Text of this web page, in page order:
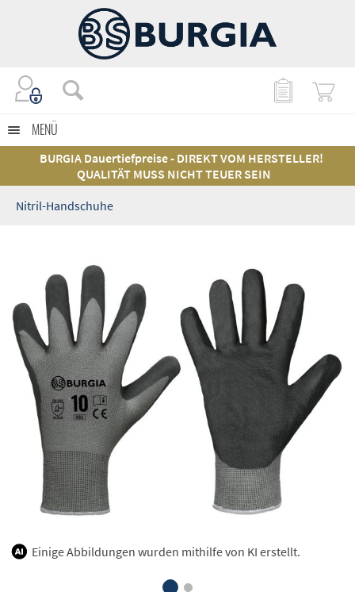
MENÜ
BURGIA Dauertiefpreise - DIREKT VOM HERSTELLER!
QUALITÄT MUSS NICHT TEUER SEIN
Nitril-Handschuhe
Einige Abbildungen wurden mithilfe von KI erstellt.